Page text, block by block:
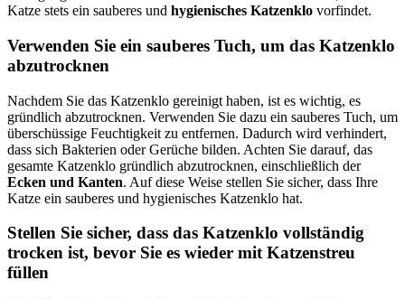
Katze stets ein sauberes und hygienisches Katzenklo vorfindet.
Verwenden Sie ein sauberes Tuch, um das Katzenklo
abzutrocknen
Nachdem Sie das Katzenklo gereinigt haben, ist es wichtig, es
gründlich abzutrocknen. Verwenden Sie dazu ein sauberes Tuch, um
überschüssige Feuchtigkeit zu entfernen. Dadurch wird verhindert,
dass sich Bakterien oder Gerüche bilden. Achten Sie darauf, das
gesamte Katzenklo gründlich abzutrocknen, einschließlich der
Ecken und Kanten. Auf diese Weise stellen Sie sicher, dass Ihre
Katze ein sauberes und hygienisches Katzenklo hat.
Stellen Sie sicher, dass das Katzenklo vollständig
trocken ist, bevor Sie es wieder mit Katzenstreu
füllen